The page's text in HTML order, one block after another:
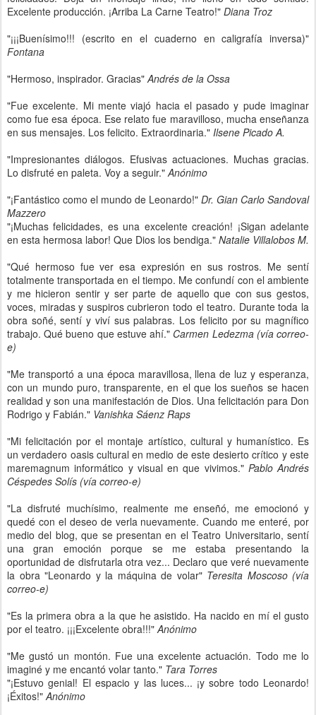
Excelente producción. ¡Arriba La Carne Teatro!" Diana Troz
"¡¡¡Buenísimo!!! (escrito en el cuaderno en caligrafía inversa)"
Fontana
"Hermoso, inspirador. Gracias"Andrés de la Ossa
"Fue excelente. Mi mente viajó hacia el pasado y pude imaginar
como fue esa época. Ese relato fue maravilloso, mucha enseñanza
en sus mensajes. Los felicito. Extraordinaria." Ilsene Picado A.
"Impresionantes diálogos. Efusivas actuaciones. Muchas gracias.
Lo disfruté en paleta. Voy a seguir."Anónimo
"¡Fantástico como el mundo de Leonardo!" Dr. Gian Carlo Sandoval
Mazzero
"¡Muchas felicidades, es una excelente creación! ¡Sigan adelante
en esta hermosa labor! Que Dios los bendiga." Natalie Villalobos M.
"Qué hermoso fue ver esa expresión en sus rostros. Me sentí
totalmente transportada en el tiempo. Me confundí con el ambiente
y me hicieron sentir y ser parte de aquello que con sus gestos,
voces, miradas y suspiros cubrieron todo el teatro. Durante toda la
obra soñé, sentí y viví sus palabras. Los felicito por su magnífico
trabajo. Qué bueno que estuve ahí." Carmen Ledezma (vía correo-
e)
"Me transportó a una época maravillosa, llena de luz y esperanza,
con un mundo puro, transparente, en el que los sueños se hacen
realidad y son una manifestación de Dios. Una felicitación para Don
Rodrigo y Fabián." Vanishka Sáenz Raps
"Mi felicitación por el montaje artístico, cultural y humanístico. Es
un verdadero oasis cultural en medio de este desierto crítico y este
maremagnum informático y visual en que vivimos." Pablo Andrés
Céspedes Solís (vía correo-e)
"La disfruté muchísimo, realmente me enseñó, me emocionó y
quedé con el deseo de verla nuevamente. Cuando me enteré, por
medio del blog, que se presentan en el Teatro Universitario, sentí
una gran emoción porque se me estaba presentando la
oportunidad de disfrutarla otra vez... Declaro que veré nuevamente
la obra "Leonardo y la máquina de volar" Teresita Moscoso (vía
correo-e)
"Es la primera obra a la que he asistido. Ha nacido en mí el gusto
por el teatro. ¡¡¡Excelente obra!!!"Anónimo
"Me gustó un montón. Fue una excelente actuación. Todo me lo
imaginé y me encantó volar tanto." Tara Torres
"¡Estuvo genial! El espacio y las luces... ¡y sobre todo Leonardo!
¡Éxitos!"Anónimo